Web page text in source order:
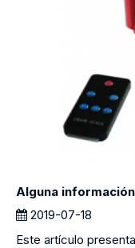
2019-07-18
Este artículo